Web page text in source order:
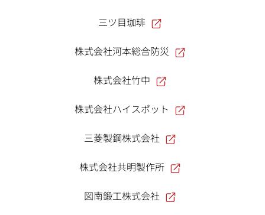
三ツ目珈琲
株式会社河本総合防災
株式会社竹中
株式会社ハイスポット
三菱製鋼株式会社
株式会社共明製作所
図南鍛工株式会社